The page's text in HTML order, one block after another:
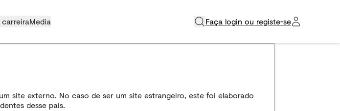
carreiraMedia Faça login ou registe-se​
site externo. No caso de ser um site estrangeiro, este foi elaborado
desse país.